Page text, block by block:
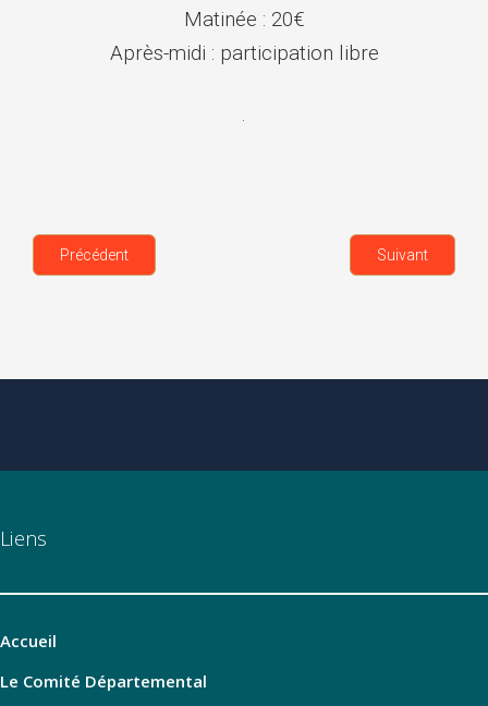
Matinée : 20€
Après-midi : participation libre
.
Précédent Suivant
Liens
Accueil
Le Comité Départemental